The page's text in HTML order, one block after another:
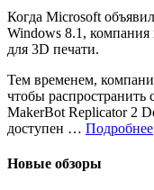
Когда Microsoft
Windows 8.1, компания
для 3D печати.
Тем временем,
чтобы распространить
MakerBot Replicator 2
доступен … Подробнее
Новые обзоры